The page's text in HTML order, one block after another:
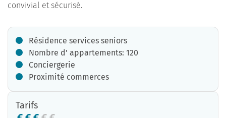
convivial et sécurisé.
Résidence services seniors
Nombre d' appartements: 120
Conciergerie
Proximité commerces
Tarifs